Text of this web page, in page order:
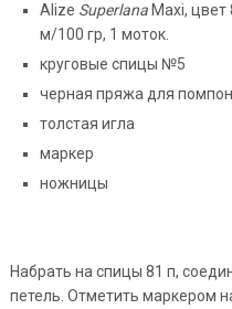
Alize SuperlanaMaxi, цвет
м/100 гр, 1 моток.
круговые спицы №5
черная пряжа для
толстая игла
маркер
ножницы
Набрать на спицы 81 п,
петель. Отметить маркером